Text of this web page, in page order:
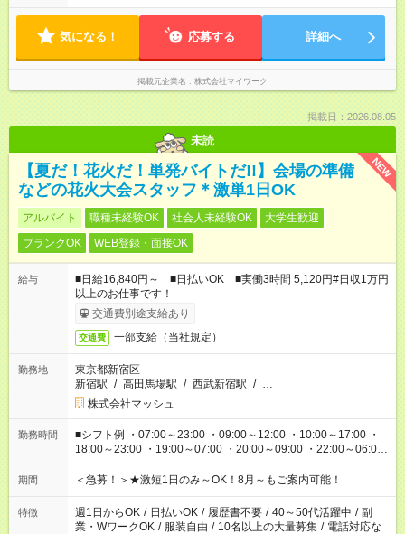
気になる！ 応募する 詳細へ
掲載元企業名 株式会社マイワーク
掲載日：2026.08.05
未読
NEW
【夏だ！花火だ！単発バイトだ!!】会場の準備
などの花火大会スタッフ＊激単1日OK
アルバイト 職種未経験OK 社会人未経験OK
大学生歓迎
ブランクOK
WEB登録・面接OK
給与
■日給16,840円～ ■日払いOK ■実働3時間 5,120円#日収1万円
以上のお仕事です！
交通費別途支給あり
交通費 一部支給（当社規定）
勤務地
東京都新宿区
新宿駅 / 高田馬場駅 / 西武新宿駅 / …
株式会社マッシュ
勤務時間
■シフト例 ・07:00～23:00 ・09:00～12:00 ・10:00～17:00 ・
18:00～23:00 ・19:00～07:00 ・20:00～09:00 ・22:00～06:00
etc ★最短3時間で5,120円のお仕事から／15時間で2万円近く稼
げるお仕事も！ ご希望のお時間に合わせてご紹介！ ※シフトは
ください！
期間 ＜急募！＞★激短1日のみ～OK！8月～もご案内可能！
特徴 週1日からOK / 日払いOK / 履歴書不要 / 40～50代活躍中 / 副
業・WワークOK / 服装自由 / 10名以上の大量募集 / 電話対応な